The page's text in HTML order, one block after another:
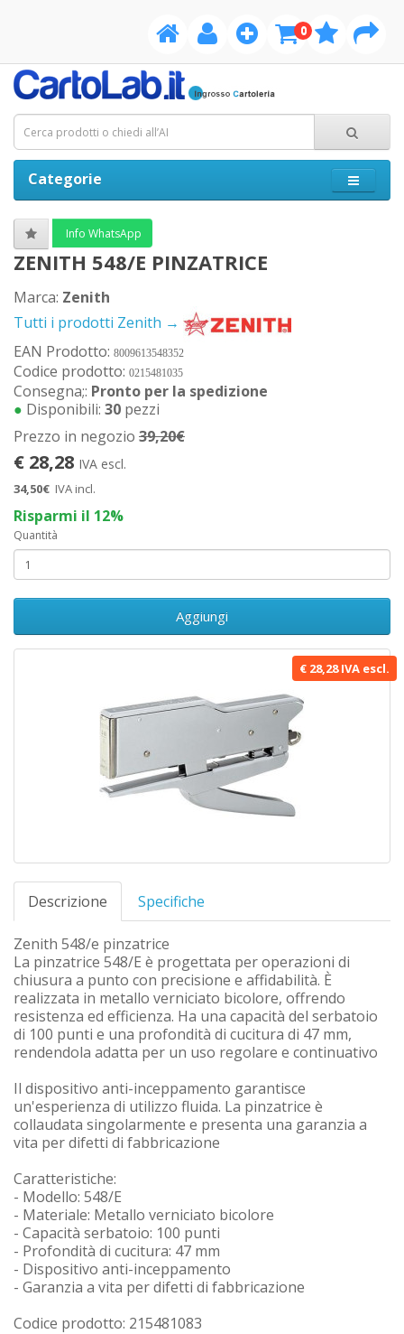
0
Categorie
€ 28,28 IVA escl.
Descrizione Specifiche
Zenith 548/e pinzatrice
La pinzatrice 548/E è progettata per operazioni di
chiusura a punto con precisione e affidabilità. È
realizzata in metallo verniciato bicolore, offrendo
resistenza ed efficienza. Ha una capacità del serbatoio
di 100 punti e una profondità di cucitura di 47 mm,
rendendola adatta per un uso regolare e continuativo
Il dispositivo anti-inceppamento garantisce
un'esperienza di utilizzo fluida. La pinzatrice è
collaudata singolarmente e presenta una garanzia a
vita per difetti di fabbricazione
Caratteristiche:
- Modello: 548/E
- Materiale: Metallo verniciato bicolore
- Capacità serbatoio: 100 punti
- Profondità di cucitura: 47 mm
- Dispositivo anti-inceppamento
- Garanzia a vita per difetti di fabbricazione
Codice prodotto: 215481083
Info WhatsApp
ZENITH 548/E PINZATRICE
Marca: Zenith
Tutti i prodotti Zenith →
EAN Prodotto: 8009613548352
Codice prodotto: 0215481035
Consegna;: Pronto per la spedizione
● Disponibili: 30 pezzi
Prezzo in negozio 39,20€
€ 28,28 IVA escl.
34,50€ IVA incl.
Risparmi il 12%
Quantità
Aggiungi